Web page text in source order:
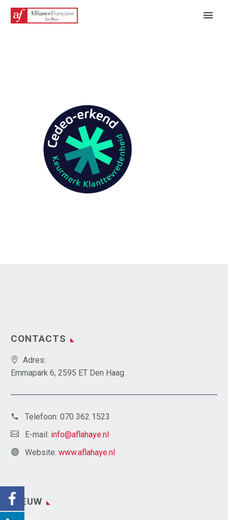
CONTACTS
Adres:
Emmapark 6, 2595 ET Den Haag
Telefoon: 070 362 1523
E-mail: info@aflahaye.nl
Website: www.aflahaye.nl
NIEUW